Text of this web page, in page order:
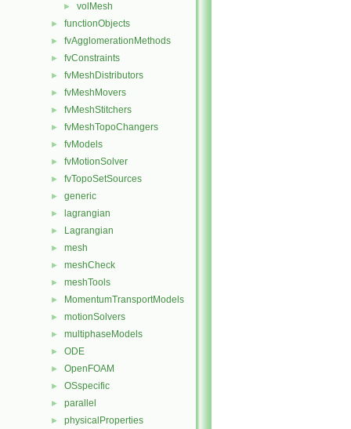
► volMesh
► functionObjects
► fvAgglomerationMethods
► fvConstraints
► fvMeshDistributors
► fvMeshMovers
► fvMeshStitchers
► fvMeshTopoChangers
► fvModels
► fvMotionSolver
► fvTopoSetSources
► generic
► lagrangian
► Lagrangian
► mesh
► meshCheck
► meshTools
► MomentumTransportModels
► motionSolvers
► multiphaseModels
► ODE
► OpenFOAM
► OSspecific
► parallel
► physicalProperties